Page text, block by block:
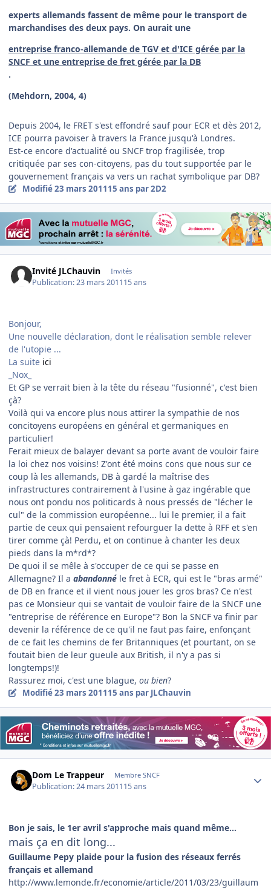
experts allemands fassent de même pour le transport de
marchandises des deux pays. On aurait une
entreprise franco-allemande de TGV et d'ICE gérée par la
SNCF et une entreprise de fret gérée par la DB
.
(Mehdorn, 2004, 4)
Depuis 2004, le FRET s'est effondré sauf pour ECR et dès 2012,
ICE pourra pavoiser à travers la France jusqu'à Londres.
Est-ce encore d'actualité ou SNCF trop fragilisée, trop
critiquée par ses con-citoyens, pas du tout supportée par le
gouvernement français va vers un rachat symbolique par DB?
Modifié23 mars 201115 ans par 2D2
Invité JLChauvin Invités
Publication:23 mars 201115 ans
Bonjour,
Une nouvelle déclaration, dont le réalisation semble relever
de l'utopie ...
La suite ici
_Nox_
Et GP se verrait bien à la tête du réseau "fusionné", c'est bien
çà?
Voilà qui va encore plus nous attirer la sympathie de nos
concitoyens européens en général et germaniques en
particulier!
Ferait mieux de balayer devant sa porte avant de vouloir faire
la loi chez nos voisins! Z'ont été moins cons que nous sur ce
coup là les allemands, DB à gardé la maîtrise des
infrastructures contrairement à l'usine à gaz ingérable que
nous ont pondu nos politicards à nous pressés de "lécher le
cul" de la commission européenne... lui le premier, il a fait
partie de ceux qui pensaient refourguer la dette à RFF et s'en
tirer comme çà! Perdu, et on continue à chanter les deux
pieds dans la m*rd*?
De quoi il se mêle à s'occuper de ce qui se passe en
Allemagne? Il a abandonné le fret à ECR, qui est le "bras armé"
de DB en france et il vient nous jouer les gros bras? Ce n'est
pas ce Monsieur qui se vantait de vouloir faire de la SNCF une
"entreprise de référence en Europe"? Bon la SNCF va finir par
devenir la référence de ce qu'il ne faut pas faire, enfonçant
de ce fait les chemins de fer Britanniques (et pourtant, on se
foutait bien de leur gueule aux British, il n'y a pas si
longtemps!)!
Rassurez moi, c'est une blague, ou bien?
Modifié23 mars 201115 ans par JLChauvin
Dom Le Trappeur Membre SNCF
Publication:24 mars 201115 ans
Bon je sais, le 1er avril s'approche mais quand même...
mais ça en dit long...
Guillaume Pepy plaide pour la fusion des réseaux ferrés
français et allemand
http://www.lemonde.fr/economie/article/2011/03/23/guillaum